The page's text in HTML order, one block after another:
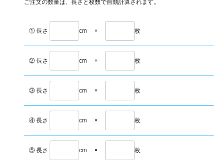
ご注文の数量は、長さと枚数で自動計算されます。
① 長さ cm × 枚
② 長さ cm × 枚
③ 長さ cm × 枚
④ 長さ cm × 枚
⑤ 長さ cm × 枚